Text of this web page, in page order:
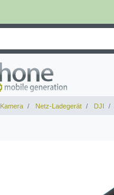
Kamera Netz-Ladegerät DJI